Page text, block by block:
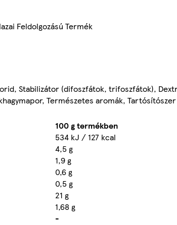
Feldolgozású Termék
Stabilizátor (difoszfátok, trifoszfátok),
Természetes aromák,
100 g termékben
534 kJ / 127 kcal
4,5 g
1,9 g
0,6 g
0,5 g
21 g
1,68 g
-